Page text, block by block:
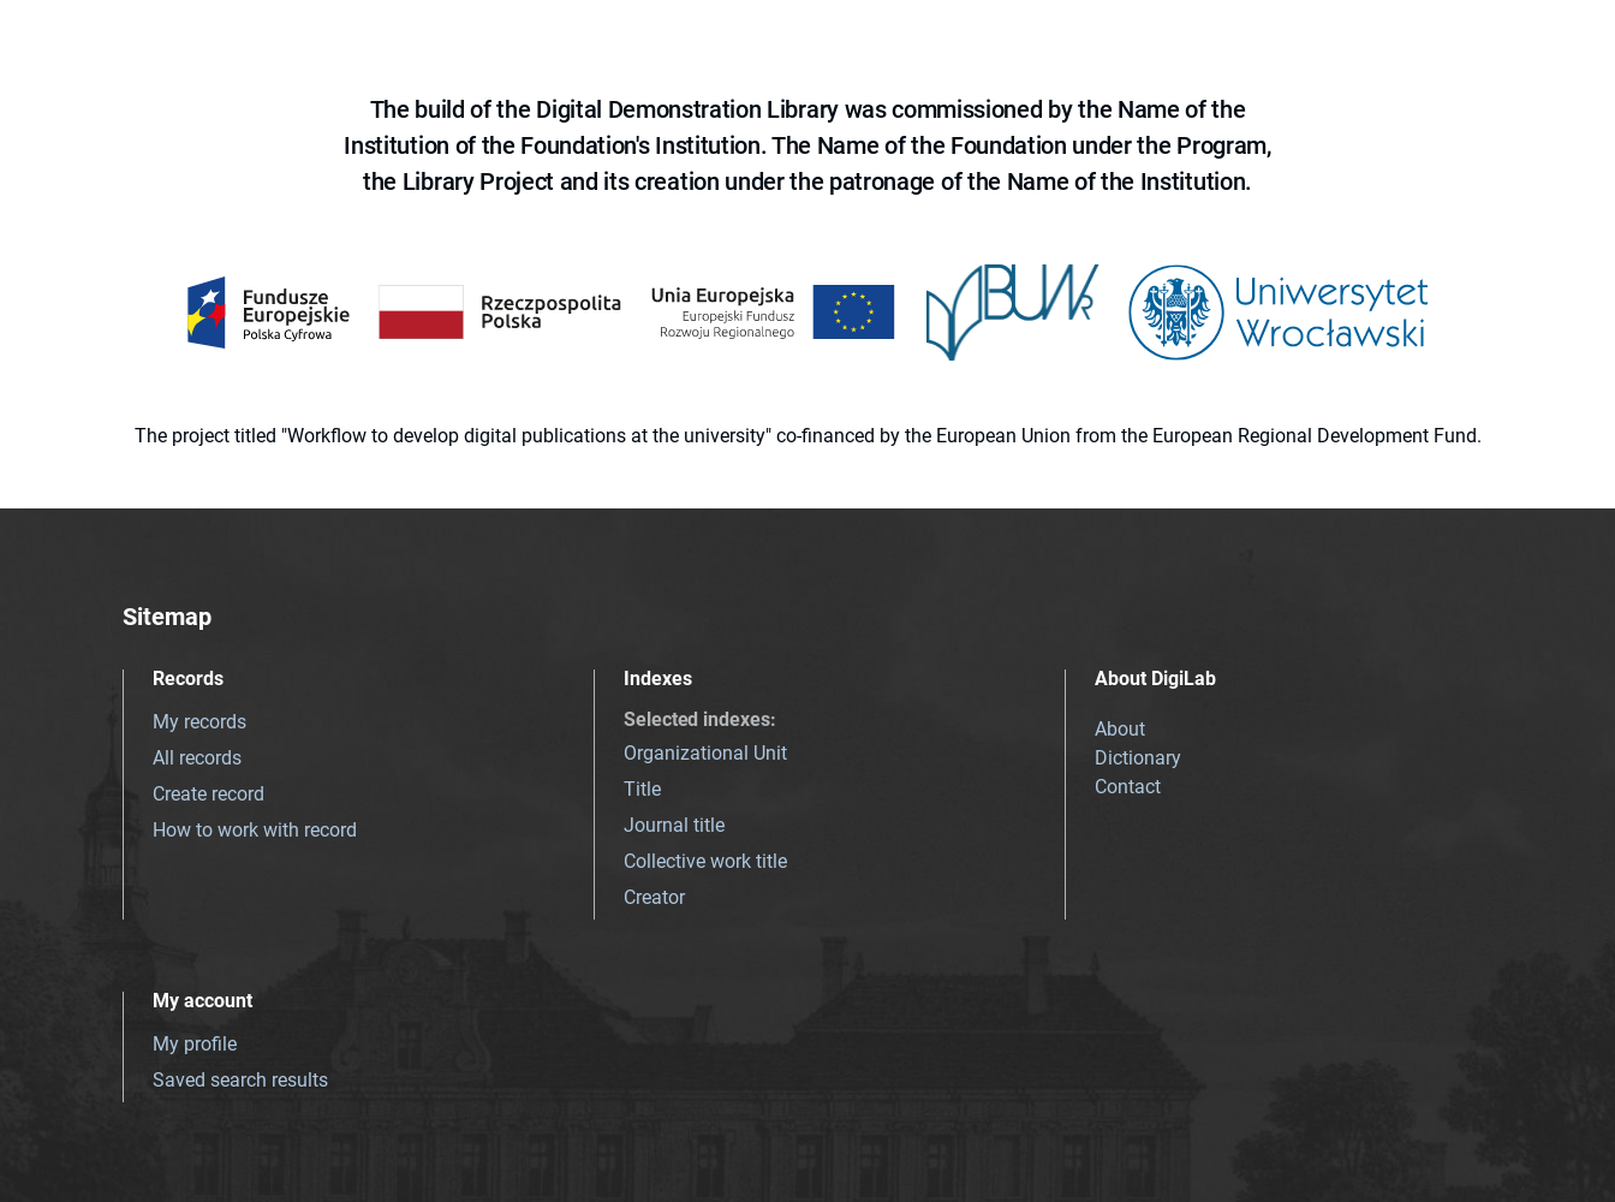
The build of the Digital Demonstration Library was commissioned by the Name of the
Institution of the Foundation's Institution. The Name of the Foundation under the Program,
the Library Project and its creation under the patronage of the Name of the Institution.
The project titled "Workflow to develop digital publications at the university" co-financed by the European Union from the European Regional Development Fund.
Sitemap
Records
My records
All records
Create record
How to work with record
Indexes
Selected indexes:
Organizational Unit
Title
Journal title
Collective work title
Creator
About DigiLab
About
Dictionary
Contact
My account
My profile
Saved search results